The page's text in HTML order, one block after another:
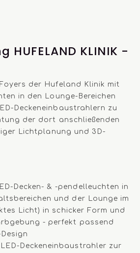
HUFELAND KLINIK -
der Hufeland Klinik mit
in den Lounge-Bereichen
Deckeneinbaustrahlern zu
der dort anschließenden
Lichtplanung und 3D-
Decken- & -pendelleuchten in
und der Lounge im
Licht) in schicker Form und
- perfekt passend
Deckeneinbaustrahler zur